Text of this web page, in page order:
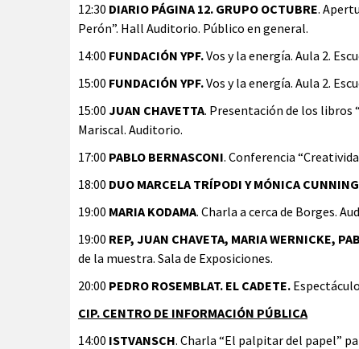
12:30 DIARIO PÁGINA 12. GRUPO OCTUBRE.
Perón”. Hall Auditorio. Público en general.
14:00 FUNDACIÓN YPF.Vos y la energía. Aula 2.
15:00 FUNDACIÓN YPF.Vos y la energía. Aula 2.
15:00 JUAN CHAVETTA. Presentación de los libros
Mariscal. Auditorio.
17:00 PABLO BERNASCONI. Conferencia
18:00 DUO MARCELA TRÍPODI Y MÓNICA
19:00 MARIA KODAMA. Charla a cerca de Borges.
19:00 REP, JUAN CHAVETA, MARIA WERNICKE,
de la muestra. Sala de Exposiciones.
20:00 PEDRO ROSEMBLAT. EL CADETE.
CIP. CENTRO DE INFORMACIÓN PÚBLICA
14:00 ISTVANSCH. Charla “El palpitar del papel”